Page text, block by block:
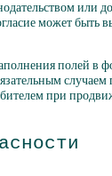
или
может
полей в
при